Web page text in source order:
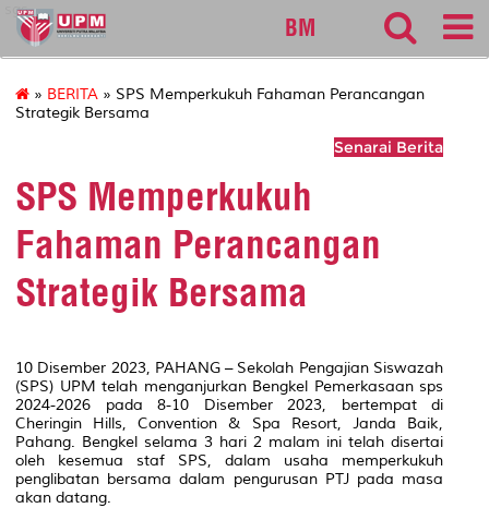
sgs
BM
» BERITA » SPS Memperkukuh Fahaman Perancangan
Strategik Bersama
Senarai Berita
SPS Memperkukuh
Fahaman Perancangan
Strategik Bersama
10 Disember 2023, PAHANG – Sekolah Pengajian Siswazah
(SPS) UPM telah menganjurkan Bengkel Pemerkasaan sps
2024-2026 pada 8-10 Disember 2023, bertempat di
Cheringin Hills, Convention & Spa Resort, Janda Baik,
Pahang. Bengkel selama 3 hari 2 malam ini telah disertai
oleh kesemua staf SPS, dalam usaha memperkukuh
penglibatan bersama dalam pengurusan PTJ pada masa
akan datang.